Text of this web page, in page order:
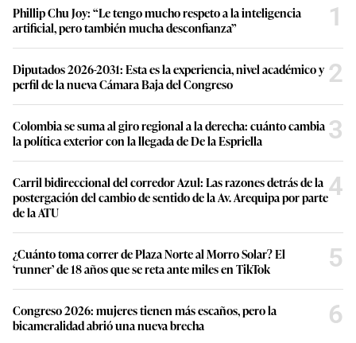
Phillip Chu Joy: “Le tengo mucho respeto a la inteligencia
artificial, pero también mucha desconfianza”
1
Diputados 2026-2031: Esta es la experiencia, nivel académico y
perfil de la nueva Cámara Baja del Congreso
2
Colombia se suma al giro regional a la derecha: cuánto cambia
la política exterior con la llegada de De la Espriella
3
Carril bidireccional del corredor Azul: Las razones detrás de la
postergación del cambio de sentido de la Av. Arequipa por parte
de la ATU
4
¿Cuánto toma correr de Plaza Norte al Morro Solar? El
‘runner’ de 18 años que se reta ante miles en TikTok
5
Congreso 2026: mujeres tienen más escaños, pero la
bicameralidad abrió una nueva brecha
6